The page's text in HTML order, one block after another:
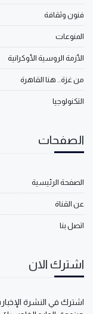
فنون وثقافة
المنوعات
الأزمة الروسية الأوكرانية
من غزة.. هنا القاهرة
التكنولوجيا
الصفحات
الصفحة الرئيسية
عن القناة
اتصل بنا
اشترك الان
اشترك في النشرة